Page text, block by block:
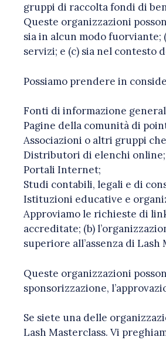
gruppi di raccolta fondi di
Queste organizzazioni
sia in alcun modo fuorviante;
servizi; e (c) sia nel contesto
Possiamo prendere in
Fonti di informazione
Pagine della comunità di
Associazioni o altri gruppi
Distributori di elenchi online;
Portali Internet;
Studi contabili, legali e di
Istituzioni educative e
Approviamo le richieste di
accreditate; (b)
superiore all’assenza di
Queste organizzazioni
sponsorizzazione,
Se siete una delle
Lash Masterclass. Vi